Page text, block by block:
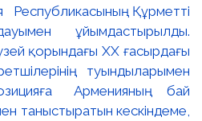
Құрметті
ұйымдастырылды.
қорындағы ХХ ғасырдағы
туындыларымен
Арменияның бай
таныстыратын кескіндеме,